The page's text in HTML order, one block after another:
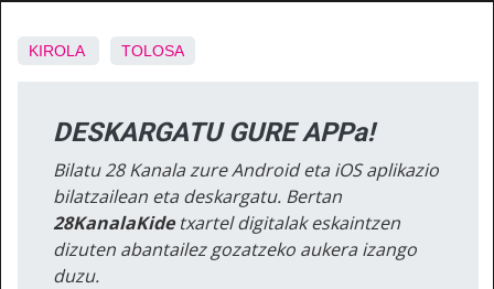
KIROLA TOLOSA
DESKARGATU GURE APPa!
Bilatu 28 Kanala zure Android eta iOS aplikazio
bilatzailean eta deskargatu. Bertan
28KanalaKidetxartel digitalak eskaintzen
dizuten abantailez gozatzeko aukera izango
duzu.